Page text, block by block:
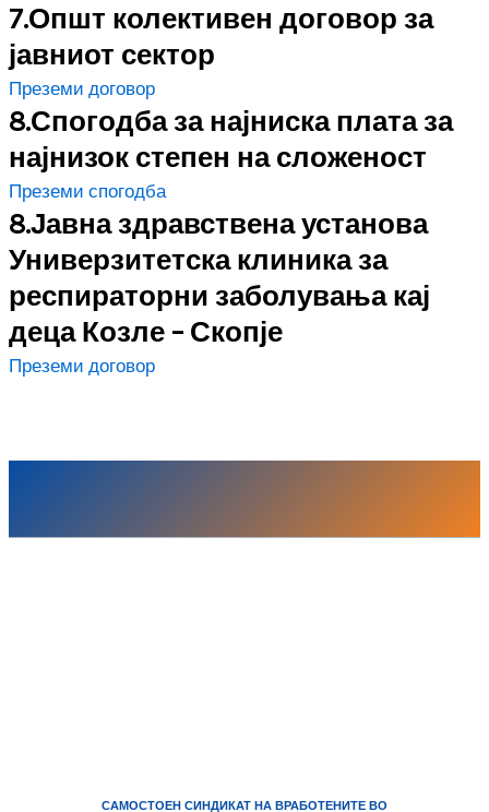
7.Општ колективен договор за
јавниот сектор
Преземи договор
8.Спогодба за најниска плата за
најнизок степен на сложеност
Преземи спогодба
8.Јавна здравствена установа
Универзитетска клиника за
респираторни заболувања кај
деца Козле – Скопје
Преземи договор
САМОСТОЕН СИНДИКАТ НА ВРАБОТЕНИТЕ ВО